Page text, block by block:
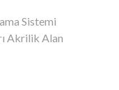
Sistemi
Akrilik Alan